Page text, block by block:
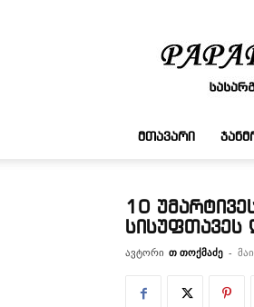
ᲛᲗᲐᲕᲐᲠᲘ
10
სისუფთავეს
ავტორი თ თოქმაძე -